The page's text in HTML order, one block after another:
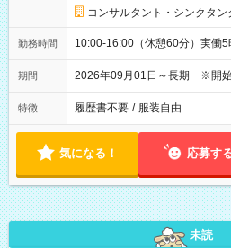
コンサルタント・シンクタン
勤務時間 10:00-16:00（休憩60分）実働5
期間 2026年09月01日～長期 ※開
特徴 履歴書不要 / 服装自由
気になる！ 応募す
未読